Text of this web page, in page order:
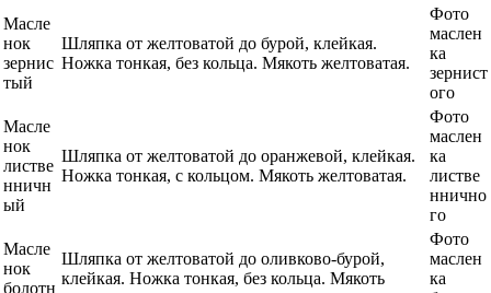
Масле
нок
зернис
тый
Шляпка от желтоватой до бурой, клейкая.
Ножка тонкая, без кольца. Мякоть желтоватая.
Фото
маслен
ка
зернист
ого
Масле
нок
листве
нничн
ый
Шляпка от желтоватой до оранжевой, клейкая.
Ножка тонкая, с кольцом. Мякоть желтоватая.
Фото
маслен
ка
листве
ннично
го
Масле
нок
болотн
Шляпка от желтоватой до оливково-бурой,
клейкая. Ножка тонкая, без кольца. Мякоть
Фото
маслен
ка